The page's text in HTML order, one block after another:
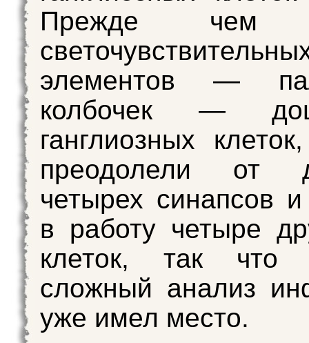
Прежде чем
элементов —
колбочек —
ганглиозных
преодолели от
четырех синапсов
в работу четыре
клеток, так что
сложный анализ
уже имел место.